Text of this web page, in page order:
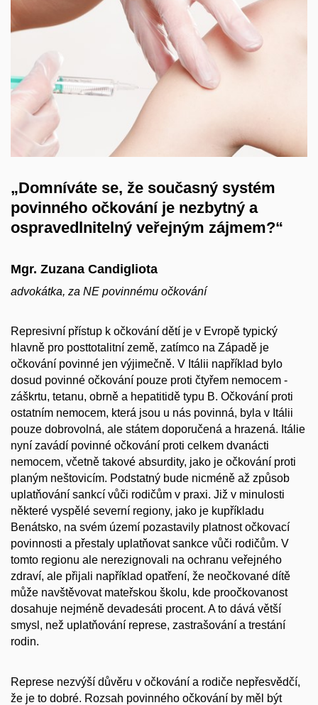
„Domníváte se, že současný systém
povinného očkování je nezbytný a
ospravedlnitelný veřejným zájmem?“
Mgr. Zuzana Candigliota
advokátka, za NE povinnému očkování
Represivní přístup k očkování dětí je v Evropě typický
hlavně pro posttotalitní země, zatímco na Západě je
očkování povinné jen výjimečně. V Itálii například bylo
dosud povinné očkování pouze proti čtyřem nemocem -
záškrtu, tetanu, obrně a hepatitidě typu B. Očkování proti
ostatním nemocem, která jsou u nás povinná, byla v Itálii
pouze dobrovolná, ale státem doporučená a hrazená. Itálie
nyní zavádí povinné očkování proti celkem dvanácti
nemocem, včetně takové absurdity, jako je očkování proti
planým neštovicím. Podstatný bude nicméně až způsob
uplatňování sankcí vůči rodičům v praxi. Již v minulosti
některé vyspělé severní regiony, jako je kupříkladu
Benátsko, na svém území pozastavily platnost očkovací
povinnosti a přestaly uplatňovat sankce vůči rodičům. V
tomto regionu ale nerezignovali na ochranu veřejného
zdraví, ale přijali například opatření, že neočkované dítě
může navštěvovat mateřskou školu, kde proočkovanost
dosahuje nejméně devadesáti procent. A to dává větší
smysl, než uplatňování represe, zastrašování a trestání
rodin.
Represe nezvýší důvěru v očkování a rodiče nepřesvědčí,
že je to dobré. Rozsah povinného očkování by měl být